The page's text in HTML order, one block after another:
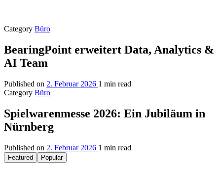
Category Büro
BearingPoint erweitert Data, Analytics &
AI Team
Published on 2. Februar 2026 1 min read
Category Büro
Spielwarenmesse 2026: Ein Jubiläum in
Nürnberg
Published on 2. Februar 2026 1 min read
Featured Popular